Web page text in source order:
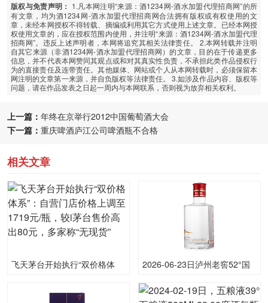
版权与免责声明： 1.凡本网注明“来源：酒1234网-酒水加盟代理招商网”的所
有文章，均为酒1234网-酒水加盟代理招商网合法拥有版权或有权使用的文
章，未经本网授权不得转载、摘编或利用其它方式使用上述文章。已经本网授
权使用文章的，应在授权范围内使用，并注明“来源：酒1234网-酒水加盟代理
招商网”。违反上述声明者，本网将追究其相关法律责任。 2.本网转载并注明
自其它来源（非酒1234网-酒水加盟代理招商网）的文章，目的在于传递更多
信息，并不代表本网赞同其观点或和对其真实性负责，不承担此类作品侵权行
为的直接责任及连带责任。其他媒体、网站或个人从本网转载时，必须保留本
网注明的文章第一来源，并自负版权等法律责任。 3.如涉及作品内容、版权等
问题，请在作品发表之日起一周内与本网联系，否则视为放弃相关权利。
上一篇： 年终在京举行2012中国葡萄酒大会
下一篇： 重庆啤酒庐江公司啤酒瓶不合格
相关文章
飞天茅台开始执行“双价格体
元/瓶，较i茅台售价高出80元，
2026-06-23日泸州老窖52°国
瓶，下跌 25元